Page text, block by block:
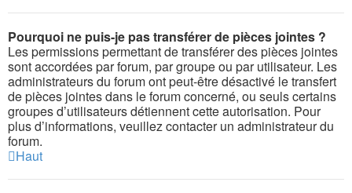
Pourquoi ne puis-je pas transférer de pièces jointes ?
Les permissions permettant de transférer des pièces jointes
sont accordées par forum, par groupe ou par utilisateur. Les
administrateurs du forum ont peut-être désactivé le transfert
de pièces jointes dans le forum concerné, ou seuls certains
groupes d’utilisateurs détiennent cette autorisation. Pour
plus d’informations, veuillez contacter un administrateur du
forum.
Haut